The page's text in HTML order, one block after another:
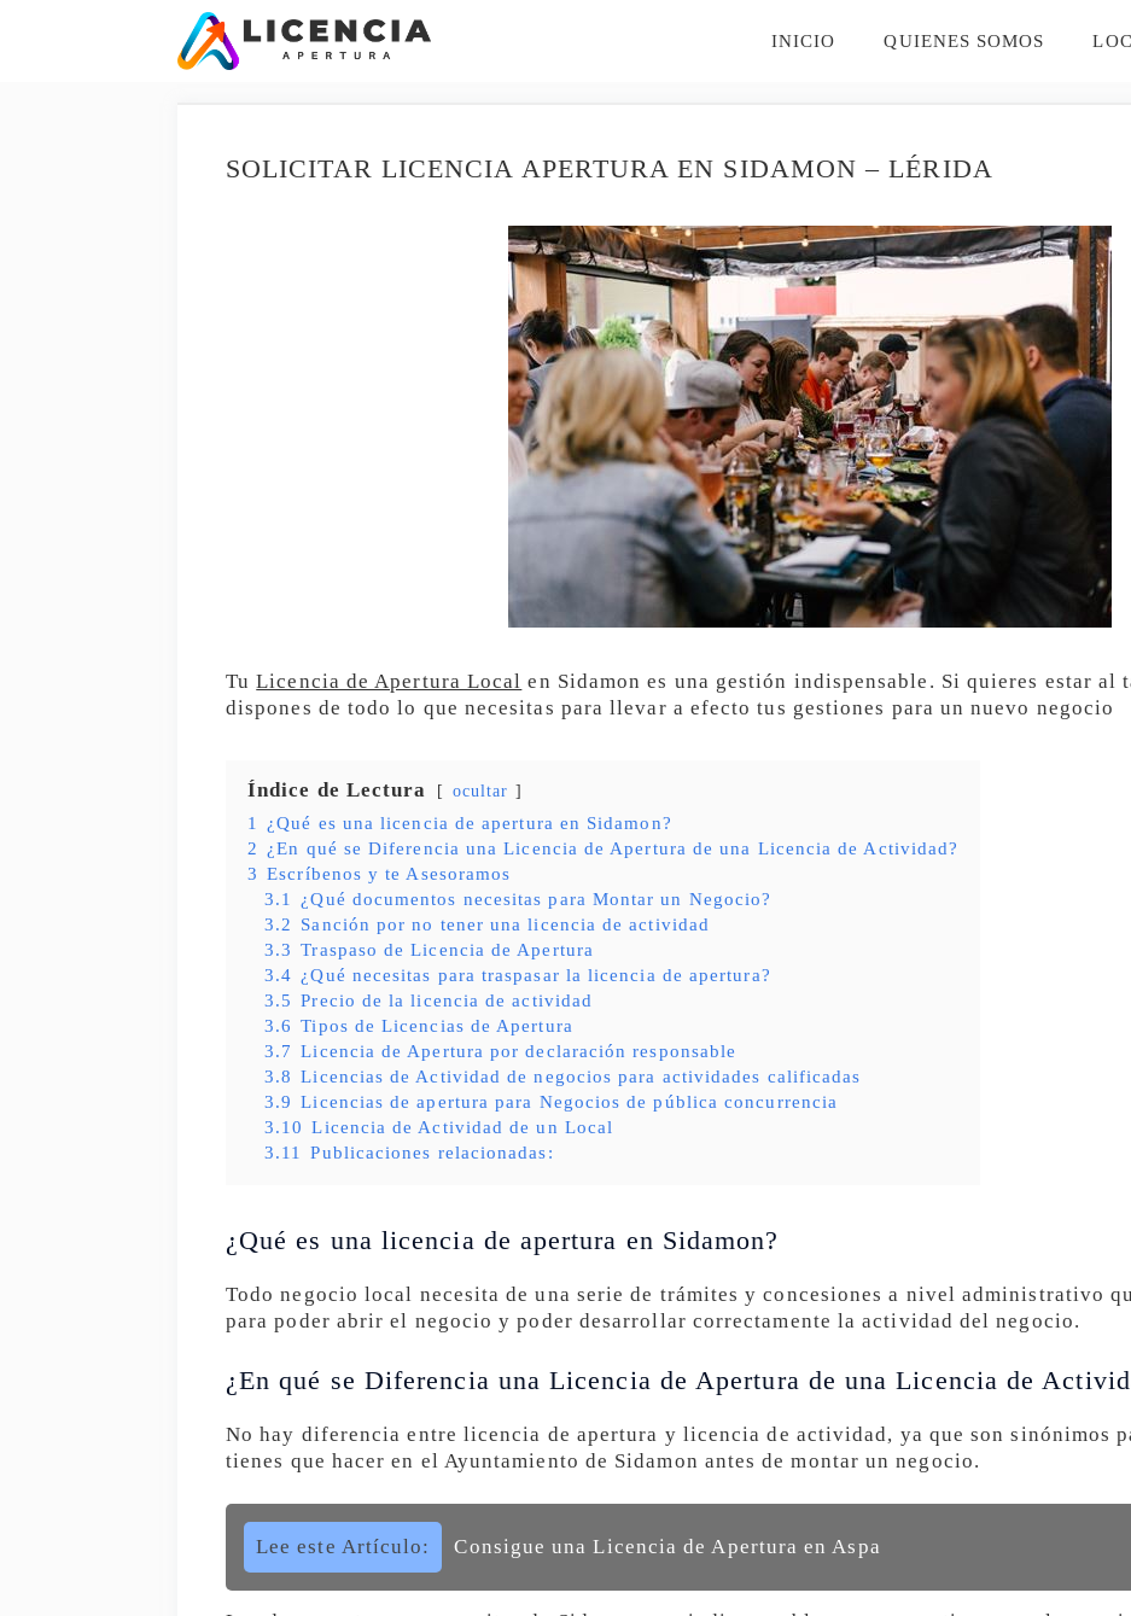
INICIO QUIENES SOMOS
SOLICITAR LICENCIA APERTURA EN SIDAMON – LÉRIDA
TuLicencia de Apertura Local en Sidamon es una gestión indispensable. Si quieres estar al
dispones de todo lo que necesitas para llevar a efecto tus gestiones para un nuevo negocio
Índice de Lectura ocultar
1
¿Qué es una licencia de apertura en Sidamon?
2 ¿En qué se Diferencia una Licencia de Apertura de una Licencia de Actividad?
3 Escríbenos y te Asesoramos
3.1
¿Qué documentos necesitas para Montar un Negocio?
3.2 Sanción por no tener una licencia de actividad
3.3 Traspaso de Licencia de Apertura
3.4 ¿Qué necesitas para traspasar la licencia de apertura?
3.5 Precio de la licencia de actividad
3.6 Tipos de Licencias de Apertura
3.7 Licencia de Apertura por declaración responsable
3.8 Licencias de Actividad de negocios para actividades calificadas
3.9 Licencias de apertura para Negocios de pública concurrencia
3.10 Licencia de Actividad de un Local
3.11
Publicaciones relacionadas:
¿Qué es una licencia de apertura en Sidamon?
Todo negocio local necesita de una serie de trámites y concesiones a nivel administrativo
para poder abrir el negocio y poder desarrollar correctamente la actividad del negocio.
¿En qué se Diferencia una Licencia de Apertura de una Licencia de
No hay diferencia entre licencia de apertura y licencia de actividad, ya que son sinónimos
tienes que hacer en el Ayuntamiento de Sidamon antes de montar un negocio.
Lee este Artículo: Consigue una Licencia de Apertura en Aspa